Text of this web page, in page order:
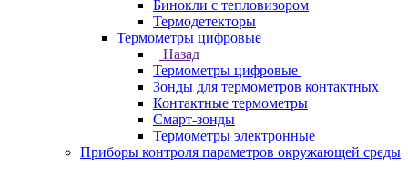
Бинокли с тепловизором
Термодетекторы
Термометры цифровые
Назад
Термометры цифровые
Зонды для термометров контактных
Контактные термометры
Смарт-зонды
Термометры электронные
Приборы контроля параметров окружающей среды